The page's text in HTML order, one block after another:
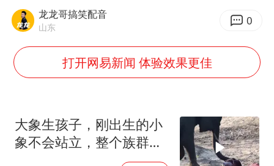
薛之谦杭州站演唱会取消
张本智和：零封向鹏不意外
“准2万亿”之城点名支持三所大学
习近平心系体育强国建设
龙龙哥搞笑配音
山东 0
打开网易新闻 体验效果更佳
大象生孩子，刚出生的小
象不会站立，整个族群帮